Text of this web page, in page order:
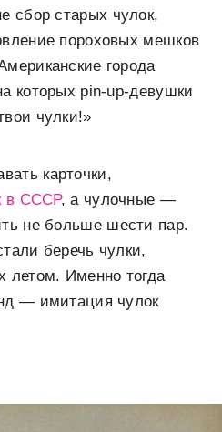
сбор старых чулок,
пороховых мешков
города
которых pin-up-девушки
чулки!»
карточки,
в СССР, а чулочные —
не больше шести пар.
беречь чулки,
летом. Именно тогда
— имитация чулок